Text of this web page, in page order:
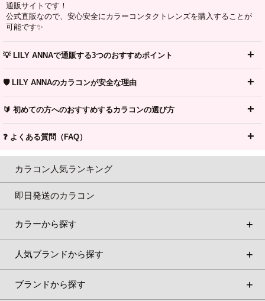
通販サイトです！
公式直販なので、安心安全にカラーコンタクトレンズを購入することが
可能です✨
💡 LILY ANNAで通販する3つのおすすめポイント
🛡️ LILY ANNAのカラコンが安全な理由
🔰 初めての方へのおすすめするカラコンの選び方
❓ よくある質問（FAQ）
カラコン人気ランキング
即日発送のカラコン
カラーから探す
人気ブランドから探す
ブランドから探す